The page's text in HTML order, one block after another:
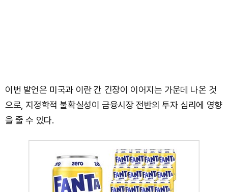
이번 발언은 미국과 이란 간 긴장이 이어지는 가운데 나온 것
으로, 지정학적 불확실성이 금융시장 전반의 투자 심리에 영향
을 줄 수 있다.